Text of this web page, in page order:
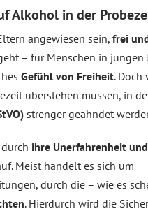
Alkohol in der
angewiesen sein, frei
– für Menschen in jungen
Gefühl von Freiheit. Doch
überstehen müssen, in
strenger geahndet
ihre Unerfahrenheit
Meist handelt es sich um
durch die – wie es
. Hierdurch wird die